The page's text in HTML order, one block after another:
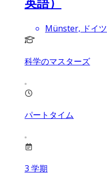
Münster, ドイツ
科学のマスターズ
パートタイム
3 学期